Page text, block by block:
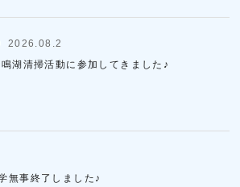
2026.08.2
湖清掃活動に参加してきました♪
無事終了しました♪